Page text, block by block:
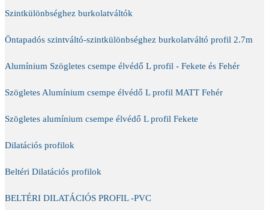
Szintkülönbséghez burkolatváltók
Öntapadós szintváltó-szintkülönbséghez burkolatváltó profil 2.7m
Alumínium Szögletes csempe élvédő L profil - Fekete és Fehér
Szögletes Alumínium csempe élvédő L profil MATT Fehér
Szögletes alumínium csempe élvédő L profil Fekete
Dilatációs profilok
Beltéri Dilatációs profilok
BELTÉRI DILATÁCIÓS PROFIL -PVC